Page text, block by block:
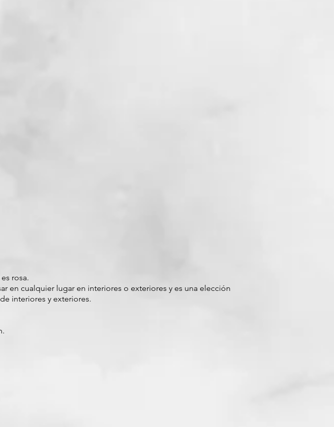
rosa.
en cualquier lugar en interiores o exteriores y es una elección
interiores y exteriores.